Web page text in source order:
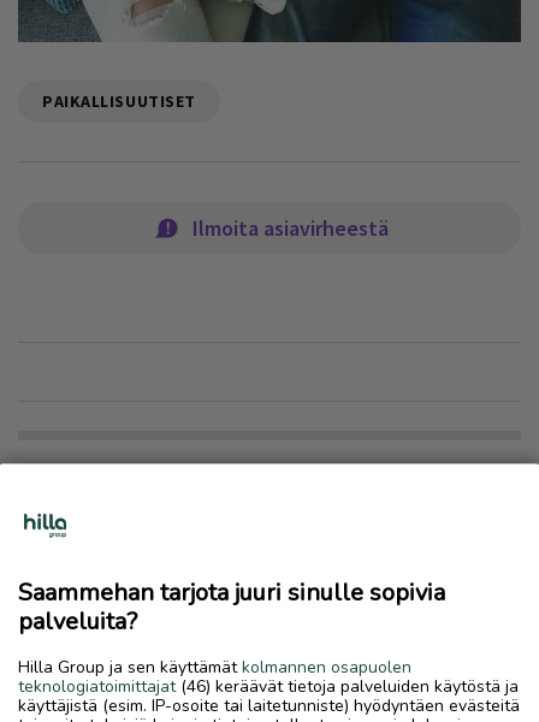
PAIKALLISUUTISET
Ilmoita asiavirheestä
Lue myös
Saammehan tarjota juuri sinulle sopivia
palveluita?
Hilla Group ja sen käyttämätkolmannen osapuolen
teknologiatoimittajat(46) keräävät tietoja palveluiden käytöstä ja
käyttäjistä (esim. IP-osoite tai laitetunniste) hyödyntäen evästeitä